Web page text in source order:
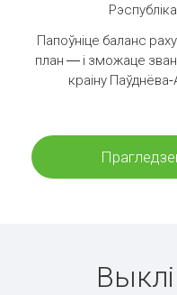
Папоўніце баланс
план — і зможаце
краіну